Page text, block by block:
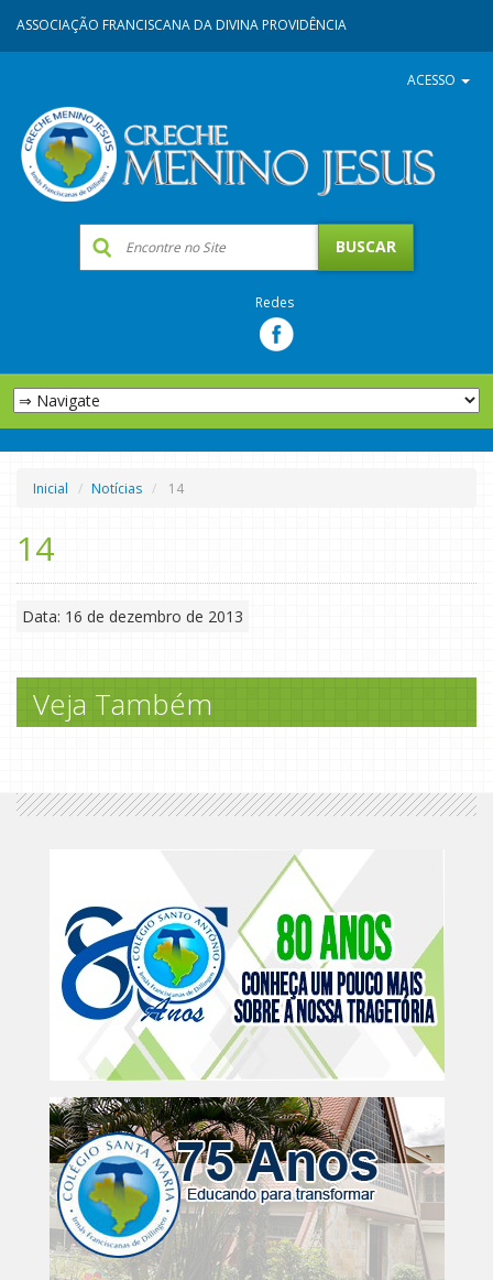
ASSOCIAÇÃO FRANCISCANA DA DIVINA PROVIDÊNCIA
ACESSO
Redes
Inicial Notícias 14
14
Data: 16 de dezembro de 2013
Veja Também